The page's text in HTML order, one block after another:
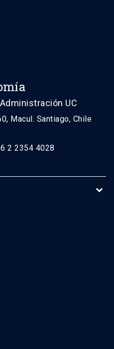
UC
Macul. Santiago, Chile
2 2354 4028